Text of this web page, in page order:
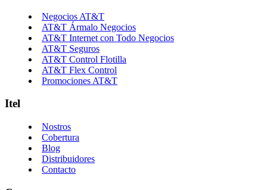
Negocios AT&T
AT&T Ármalo Negocios
AT&T Internet con Todo Negocios
AT&T Seguros
AT&T Control Flotilla
AT&T Flex Control
Promociones AT&T
Itel
Nostros
Cobertura
Blog
Distribuidores
Contacto